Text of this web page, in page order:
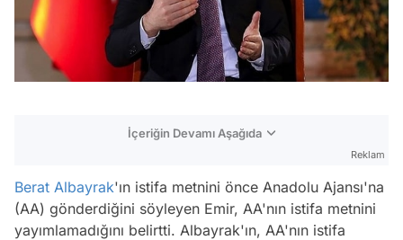
İçeriğin Devamı Aşağıda
Reklam
Berat Albayrak'ın istifa metnini önce Anadolu Ajansı'na
(AA) gönderdiğini söyleyen Emir, AA'nın istifa metnini
yayımlamadığını belirtti. Albayrak'ın, AA'nın istifa